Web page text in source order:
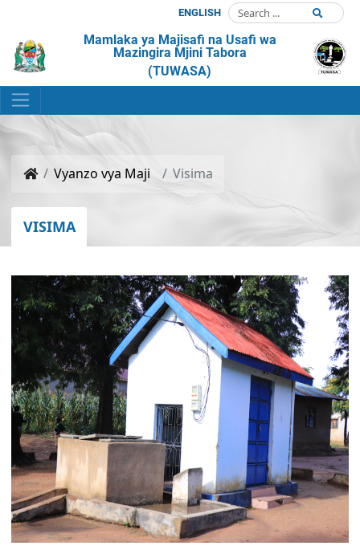
ENGLISH
Mamlaka ya Majisafi na Usafi wa
Mazingira Mjini Tabora
(TUWASA)
Vyanzo vya Maji Visima
VISIMA